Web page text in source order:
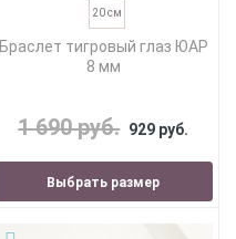
20 см
Браслет тигровый глаз ЮАР
8 мм
1 690 руб. 929 руб.
Выбрать размер